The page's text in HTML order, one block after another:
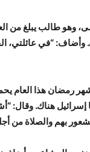
“في عائلتي،
رمضان هذا العام
إسرائيل هناك. وقال:
بهم والصلاة من